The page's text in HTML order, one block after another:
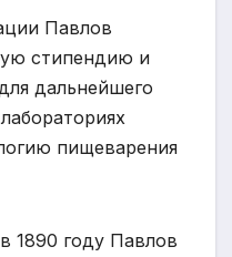
Павлов
стипендию и
дальнейшего
пищеварения
1890 году Павлов